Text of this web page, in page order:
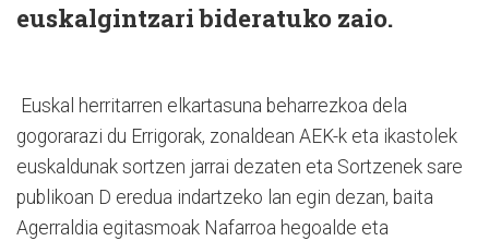
euskalgintzari bideratuko zaio.
Euskal herritarren elkartasuna beharrezkoa dela
gogorarazi du Errigorak, zonaldean AEK-k eta ikastolek
euskaldunak sortzen jarrai dezaten eta Sortzenek sare
publikoan D eredua indartzeko lan egin dezan, baita
Agerraldia egitasmoak Nafarroa hegoalde eta